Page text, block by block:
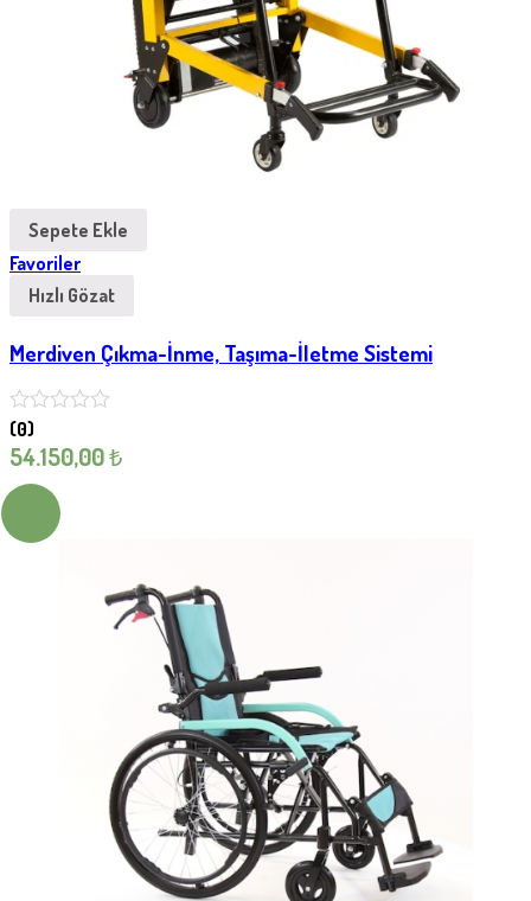
Sepete Ekle
Favoriler
Hızlı Gözat
Merdiven Çıkma-İnme, Taşıma-İletme Sistemi
(0)
54.150,00₺